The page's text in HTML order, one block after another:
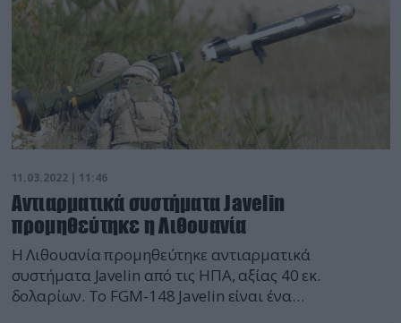
11.03.2022 | 11:46
Αντιαρματικά συστήματα Javelin
προμηθεύτηκε η Λιθουανία
Η Λιθουανία προμηθεύτηκε αντιαρματικά
συστήματα Javelin από τις ΗΠΑ, αξίας 40 εκ.
δολαρίων. Το FGM-148 Javelin είναι ένα